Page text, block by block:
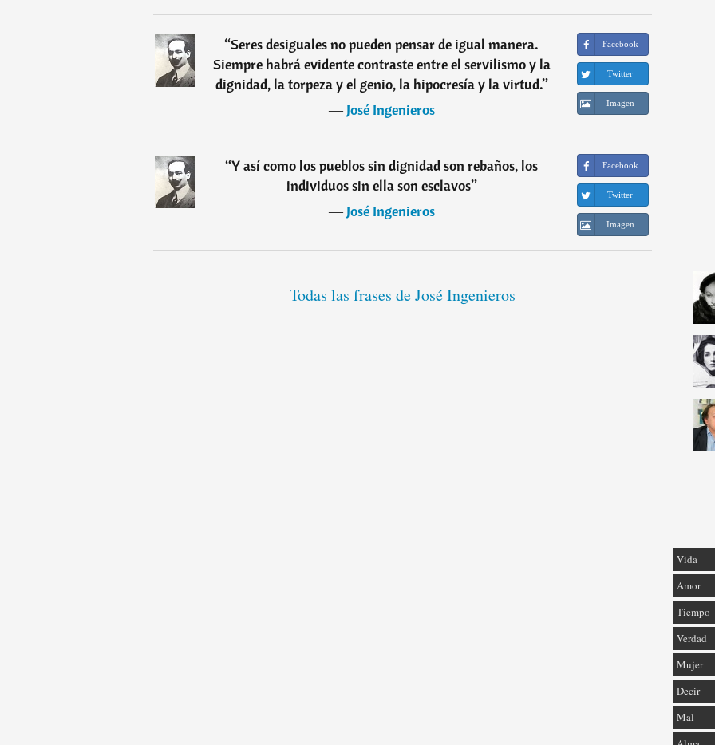
“Seres desiguales no pueden pensar de igual manera.
Siempre habrá evidente contraste entre el servilismo y la
dignidad, la torpeza y el genio, la hipocresía y la virtud.”
―José Ingenieros
Facebook
Twitter
Imagen
“Y así como los pueblos sin dignidad son rebaños, los
individuos sin ella son esclavos”
―José Ingenieros
Facebook
Twitter
Imagen
Todas las frases de José Ingenieros
Vida
Amor
Tiempo
Verdad
Mujer
Decir
Mal